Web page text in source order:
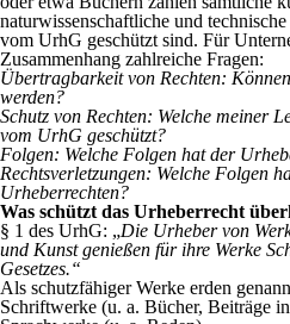
naturwissenschaftliche und
vom UrhG geschützt sind. Für
Zusammenhang zahlreiche Fragen:
Übertragbarkeit von Rechten:
werden?
Schutz von Rechten: Welche meiner
vom UrhG geschützt?
Folgen: Welche Folgen hat der
Rechtsverletzungen: Welche Folgen
Urheberrechten?
Was schützt das Urheberrecht
§ 1 des UrhG: „Die Urheber von
und Kunst genießen für ihre Werke
Gesetzes.“
Als schutzfähiger Werke erden
Schriftwerke (u. a. Bücher, Beiträge